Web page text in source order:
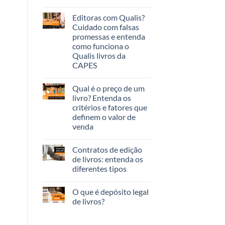
Editoras com Qualis?
Cuidado com falsas
promessas e entenda
como funciona o
Qualis livros da
CAPES
Qual é o preço de um
livro? Entenda os
critérios e fatores que
definem o valor de
venda
Contratos de edição
de livros: entenda os
diferentes tipos
O que é depósito legal
de livros?